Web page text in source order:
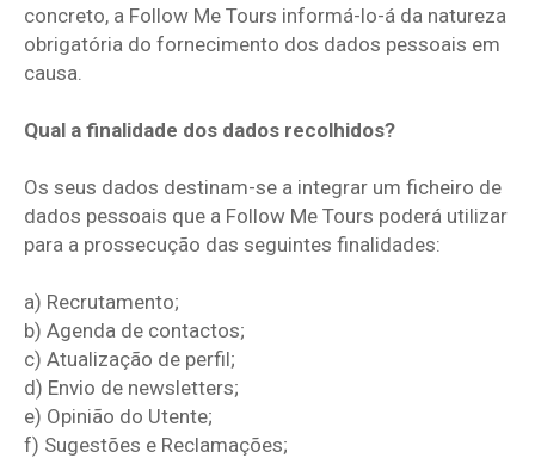
concreto, a Follow Me Tours informá-lo-á da natureza
obrigatória do fornecimento dos dados pessoais em
causa.
Qual a finalidade dos dados recolhidos?
Os seus dados destinam-se a integrar um ficheiro de
dados pessoais que a Follow Me Tours poderá utilizar
para a prossecução das seguintes finalidades:
a) Recrutamento;
b) Agenda de contactos;
c) Atualização de perfil;
d) Envio de newsletters;
e) Opinião do Utente;
f) Sugestões e Reclamações;